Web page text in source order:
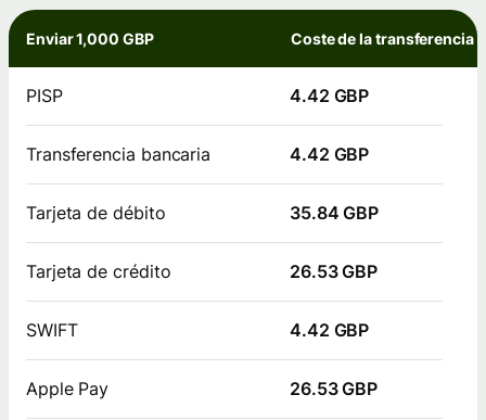
Enviar 1,000 GBP Coste de la transferencia
PISP 4.42 GBP
Transferencia bancaria 4.42 GBP
Tarjeta de débito 35.84 GBP
Tarjeta de crédito 26.53 GBP
SWIFT 4.42 GBP
Apple Pay 26.53 GBP